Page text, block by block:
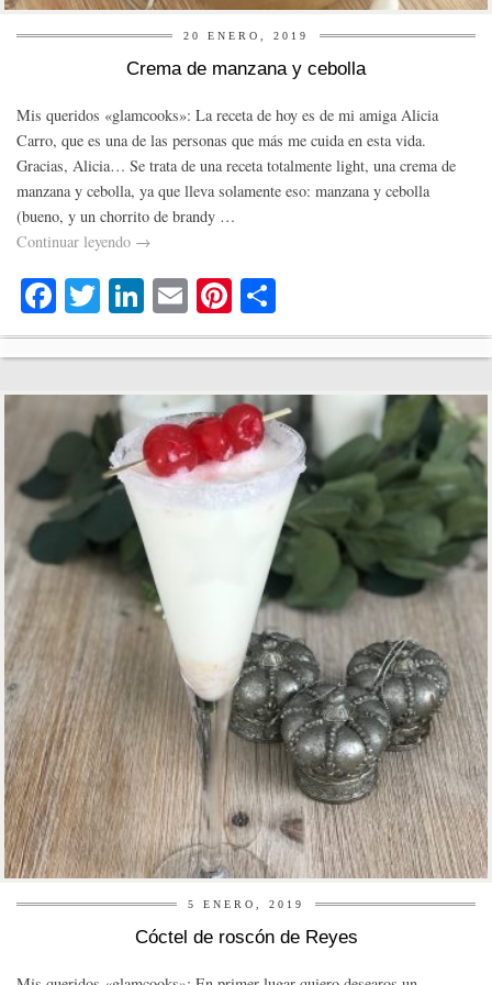
20 ENERO, 2019
Crema de manzana y cebolla
Mis queridos «glamcooks»: La receta de hoy es de mi amiga Alicia
Carro, que es una de las personas que más me cuida en esta vida.
Gracias, Alicia… Se trata de una receta totalmente light, una crema de
manzana y cebolla, ya que lleva solamente eso: manzana y cebolla
(bueno, y un chorrito de brandy …
Continuar leyendo →
Fa
ce
bo
ok
T
wi
tte
r
Li
nk
ed
In
E
m
ail
Pi
nt
er
es
t
o
m
pa
rti
r
5 ENERO, 2019
Cóctel de roscón de Reyes